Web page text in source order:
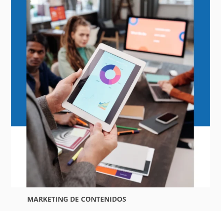
MARKETING DE CONTENIDOS